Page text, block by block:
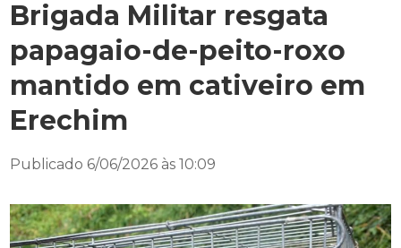
Brigada Militar resgata
papagaio-de-peito-roxo
mantido em cativeiro em
Erechim
Publicado 6/06/2026 às 10:09